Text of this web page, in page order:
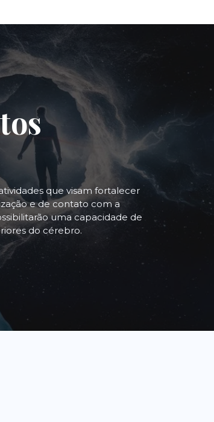
que visam fortalecer
e de contato com a
uma capacidade de
do cérebro.